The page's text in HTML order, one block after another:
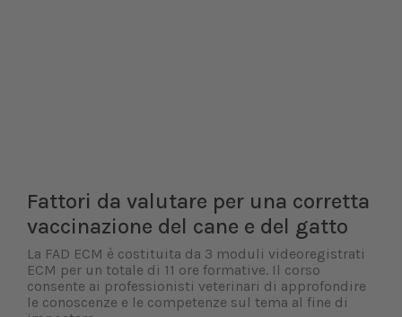
Fattori da valutare per una corretta
vaccinazione del cane e del gatto
La FAD ECM è costituita da 3 moduli videoregistrati
ECM per un totale di 11 ore formative. Il corso
consente ai professionisti veterinari di approfondire
le conoscenze e le competenze sul tema al fine di